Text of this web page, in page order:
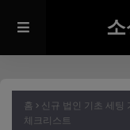
홈
신규 법인 기초 세팅
체크리스트